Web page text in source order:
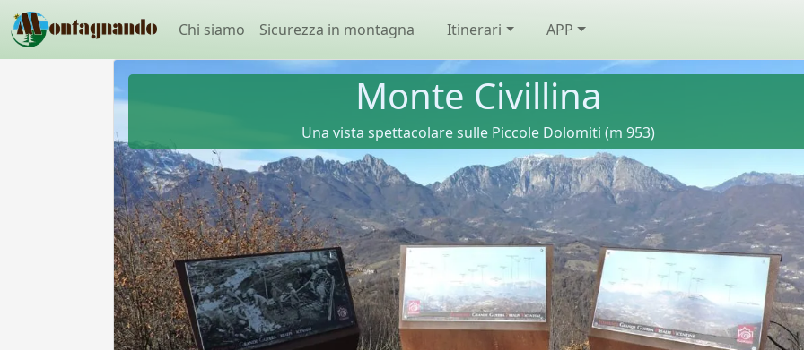
Chi siamo Sicurezza in montagna Itinerari APP
Monte Civillina
Una vista spettacolare sulle Piccole Dolomiti (m 953)